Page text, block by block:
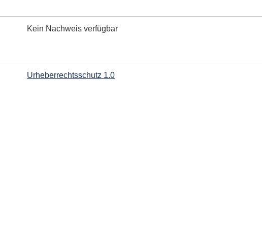
Kein Nachweis verfügbar
Urheberrechtsschutz 1.0